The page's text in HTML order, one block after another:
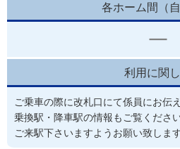
各ホーム間（自
利用に関
ご乗車の際に改札口にて係員にお伝
乗換駅・降車駅の情報もご覧くださ
ご来駅下さいますようお願い致します